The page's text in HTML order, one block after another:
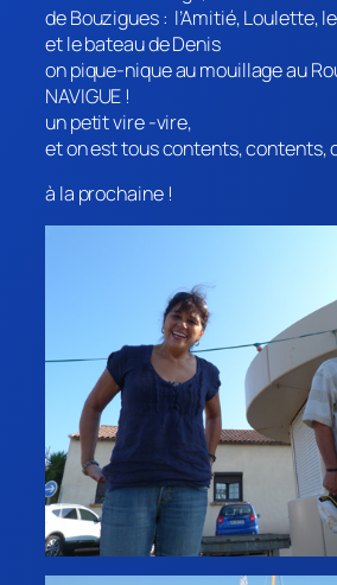
de Bouzigues : l’Amitié, Loulette,
et le bateau de Denis
on pique-nique au mouillage au
NAVIGUE !
un petit vire -vire,
et on est tous contents, contents,
à la prochaine !